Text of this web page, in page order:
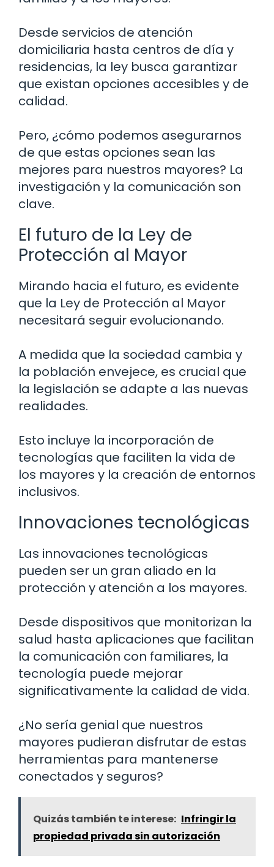
Desde servicios de atención
domiciliaria hasta centros de día y
residencias, la ley busca garantizar
que existan opciones accesibles y de
calidad.
Pero, ¿cómo podemos asegurarnos
de que estas opciones sean las
mejores para nuestros mayores? La
investigación y la comunicación son
clave.
El futuro de la Ley de
Protección al Mayor
Mirando hacia el futuro, es evidente
que la Ley de Protección al Mayor
necesitará seguir evolucionando.
A medida que la sociedad cambia y
la población envejece, es crucial que
la legislación se adapte a las nuevas
realidades.
Esto incluye la incorporación de
tecnologías que faciliten la vida de
los mayores y la creación de entornos
inclusivos.
Innovaciones tecnológicas
Las innovaciones tecnológicas
pueden ser un gran aliado en la
protección y atención a los mayores.
Desde dispositivos que monitorizan la
salud hasta aplicaciones que facilitan
la comunicación con familiares, la
tecnología puede mejorar
significativamente la calidad de vida.
¿No sería genial que nuestros
mayores pudieran disfrutar de estas
herramientas para mantenerse
conectados y seguros?
Quizás también te interese: Infringir la
propiedad privada sin autorización